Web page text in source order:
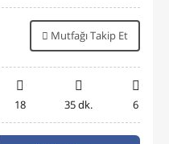
Mutfağı Takip Et
18 35 dk. 6